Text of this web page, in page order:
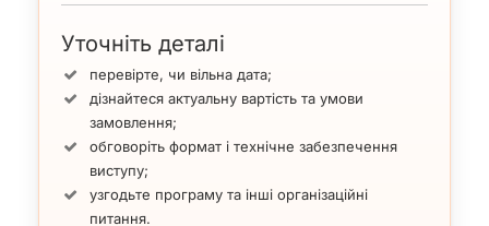
Уточніть деталі
перевірте, чи вільна дата;
дізнайтеся актуальну вартість та умови
замовлення;
обговоріть формат і технічне забезпечення
виступу;
узгодьте програму та інші організаційні
питання.